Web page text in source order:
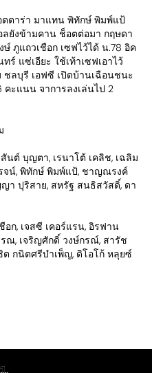
ตตาร่า มาแทน พิทักษ์ พิมพ์แป้
ยังข้ามคาน ช็อตต่อมา กฤษดา
ภูแถวเชือก เซฟไว้ได้ น.78 อิค
แซ่เอียะ ใช้เท้าเซฟเอาไว้
ชลบุรี เอฟซี เปิดบ้านเฉือนชนะ
คะแนน จาการลงเล่นไป 2
ต์ บุญตา, เรนาโต้ เคลิช, เฉลิม
จน์, พิทักษ์ พิมพ์แป้, ชาญณรงค์
า ปุริสาย, สหรัฐ สนธิสวัสดิ์, ดา
ก, เจสซี เคอร์แรน, อิรฟาน
ณ, เจริญศักดิ์ วงษ์กรณ์, สารัช
กนิตศรีบำเพ็ญ, ดิโอโก้ หลุยซ์